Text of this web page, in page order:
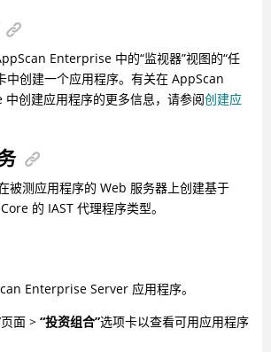
Enterprise 中的“监视器”视图的“任
中创建一个应用程序。有关在 AppScan
创建应用程序的更多信息，请参阅创建应
被测应用程序的 Web 服务器上创建基于
的 IAST 代理程序类型。
Enterprise Server 应用程序。
页面 > “投资组合”选项卡以查看可用应用程序